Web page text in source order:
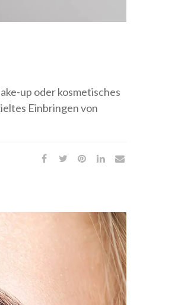
up oder kosmetisches
Einbringen von